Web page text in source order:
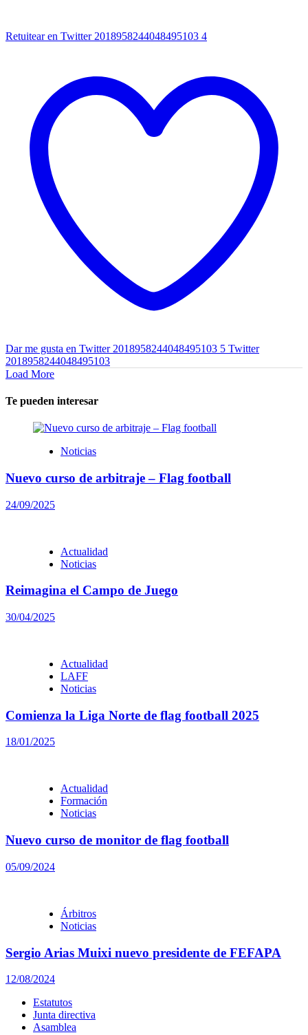
Retuitear en Twitter 2018958244048495103 4
Dar me gusta en Twitter 2018958244048495103 5 Twitter
2018958244048495103
Load More
Te pueden interesar
Noticias
Nuevo curso de arbitraje – Flag football
24/09/2025
Actualidad
Noticias
Reimagina el Campo de Juego
30/04/2025
Actualidad
LAFF
Noticias
Comienza la Liga Norte de flag football 2025
18/01/2025
Actualidad
Formación
Noticias
Nuevo curso de monitor de flag football
05/09/2024
Árbitros
Noticias
Sergio Arias Muixi nuevo presidente de FEFAPA
12/08/2024
Estatutos
Junta directiva
Asamblea